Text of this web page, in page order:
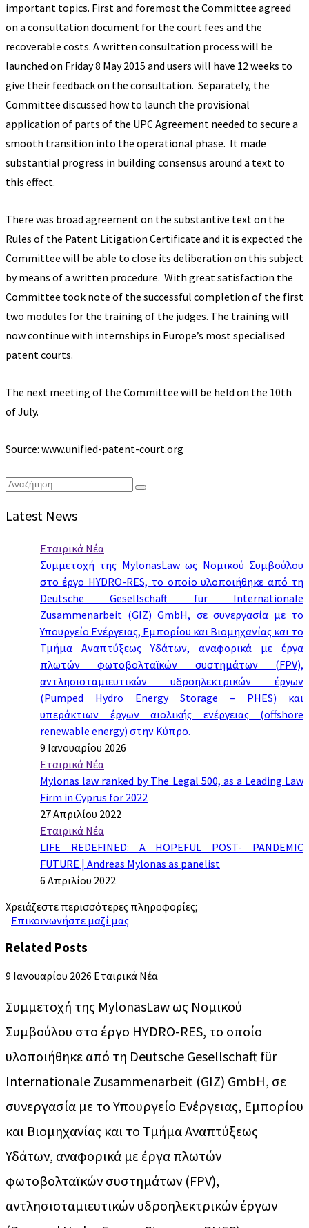
important topics. First and foremost the Committee agreed
on a consultation document for the court fees and the
recoverable costs. A written consultation process will be
launched on Friday 8 May 2015 and users will have 12 weeks to
give their feedback on the consultation. Separately, the
Committee discussed how to launch the provisional
application of parts of the UPC Agreement needed to secure a
smooth transition into the operational phase. It made
substantial progress in building consensus around a text to
this effect.
There was broad agreement on the substantive text on the
Rules of the Patent Litigation Certificate and it is expected the
Committee will be able to close its deliberation on this subject
by means of a written procedure. With great satisfaction the
Committee took note of the successful completion of the first
two modules for the training of the judges. The training will
now continue with internships in Europe’s most specialised
patent courts.
The next meeting of the Committee will be held on the 10th
of July.
Source: www.unified-patent-court.org
Latest News
Εταιρικά Νέα
Συμμετοχή της MylonasLaw ως Νομικού Συμβούλου
στο έργο HYDRO-RES, το οποίο υλοποιήθηκε από τη
Deutsche Gesellschaft für Internationale
Zusammenarbeit (GIZ) GmbH, σε συνεργασία με το
Υπουργείο Ενέργειας, Εμπορίου και Βιομηχανίας και το
Τμήμα Αναπτύξεως Υδάτων, αναφορικά με έργα
πλωτών φωτοβολταϊκών συστημάτων (FPV),
αντλησιοταμιευτικών υδροηλεκτρικών έργων
(Pumped Hydro Energy Storage – PHES) και
υπεράκτιων έργων αιολικής ενέργειας (offshore
renewable energy) στην Κύπρο.
9 Ιανουαρίου 2026
Εταιρικά Νέα
Mylonas law ranked by The Legal 500, as a Leading Law
Firm in Cyprus for 2022
27 Απριλίου 2022
Εταιρικά Νέα
LIFE REDEFINED: A HOPEFUL POST- PANDEMIC
FUTURE | Andreas Mylonas as panelist
6 Απριλίου 2022
Χρειάζεστε περισσότερες πληροφορίες;
Επικοινωνήστε μαζί μας
Related Posts
9 Ιανουαρίου 2026 Εταιρικά Νέα
Συμμετοχή της MylonasLaw ως Νομικού
Συμβούλου στο έργο HYDRO-RES, το οποίο
υλοποιήθηκε από τη Deutsche Gesellschaft für
Internationale Zusammenarbeit (GIZ) GmbH, σε
συνεργασία με το Υπουργείο Ενέργειας, Εμπορίου
και Βιομηχανίας και το Τμήμα Αναπτύξεως
Υδάτων, αναφορικά με έργα πλωτών
φωτοβολταϊκών συστημάτων (FPV),
αντλησιοταμιευτικών υδροηλεκτρικών έργων